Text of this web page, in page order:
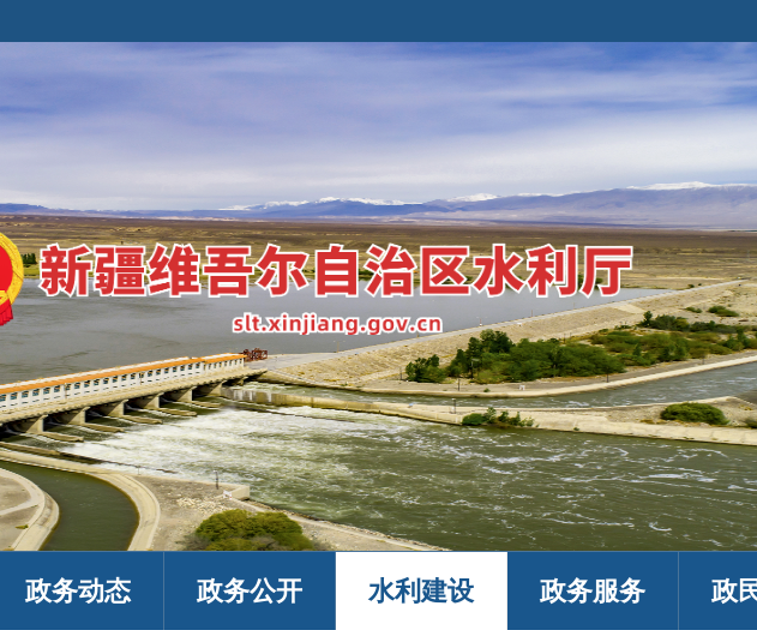
政务动态 政务公开 水利建设 政务服务 政